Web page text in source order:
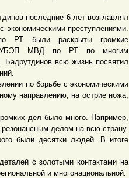
последние 6 лет возглавлял
преступлениями.
РТ были раскрыты громкие
УБЭП МВД по РТ по многим
всю жизнь посвятил
по борьбе с экономическими
направлению, на острие ножа,
дел было много. Например,
делом на всю страну.
были десятки людей. В итоге
с золотыми контактами на
и многонациональной.